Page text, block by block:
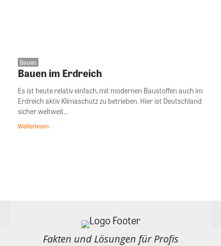
Bauen
Bauen im Erdreich
Es ist heute relativ einfach, mit modernen Baustoffen auch im
Erdreich aktiv Klimaschutz zu betrieben. Hier ist Deutschland
sicher weltweit...
Weiterlesen
Fakten und Lösungen für Profis